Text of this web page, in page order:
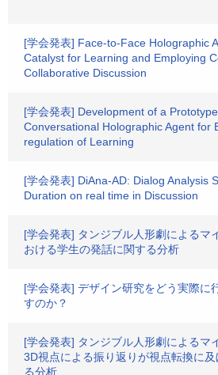
[学会発表] Face-to-Face Holographic
Catalyst for Learning and Employing
Collaborative Discussion
[学会発表] Development of a
Conversational Holographic Agent for
regulation of Learning
[学会発表] DiAna-AD: Dialog Analysis
Duration on real time in Discussion
[学会発表] タンジブル人形劇によるマ
おける学生の発話に関する分析
[学会発表] デザイン研究をどう実際に
すのか？
[学会発表] タンジブル人形劇によるマ
3D視点による振り返りが視点転換に及
る分析